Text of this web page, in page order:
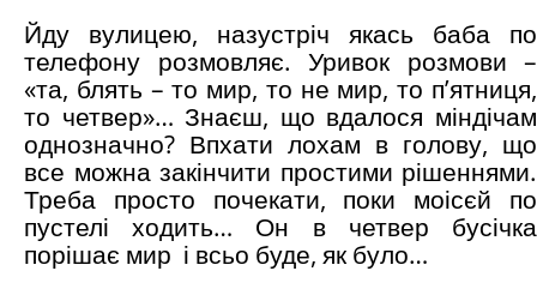
Йду вулицею, назустріч якась баба по
телефону розмовляє. Уривок розмови –
«та, блять – то мир, то не мир, то п’ятниця,
то четвер»… Знаєш, що вдалося міндічам
однозначно? Впхати лохам в голову, що
все можна закінчити простими рішеннями.
Треба просто почекати, поки моісєй по
пустелі ходить… Он в четвер бусічка
порішає мир і всьо буде, як було…